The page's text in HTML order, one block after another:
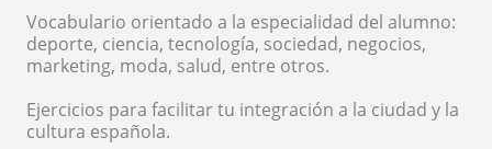
Vocabulario orientado a la especialidad del alumno:
deporte, ciencia, tecnología, sociedad, negocios,
marketing, moda, salud, entre otros.
Ejercicios para facilitar tu integración a la ciudad y la
cultura española.